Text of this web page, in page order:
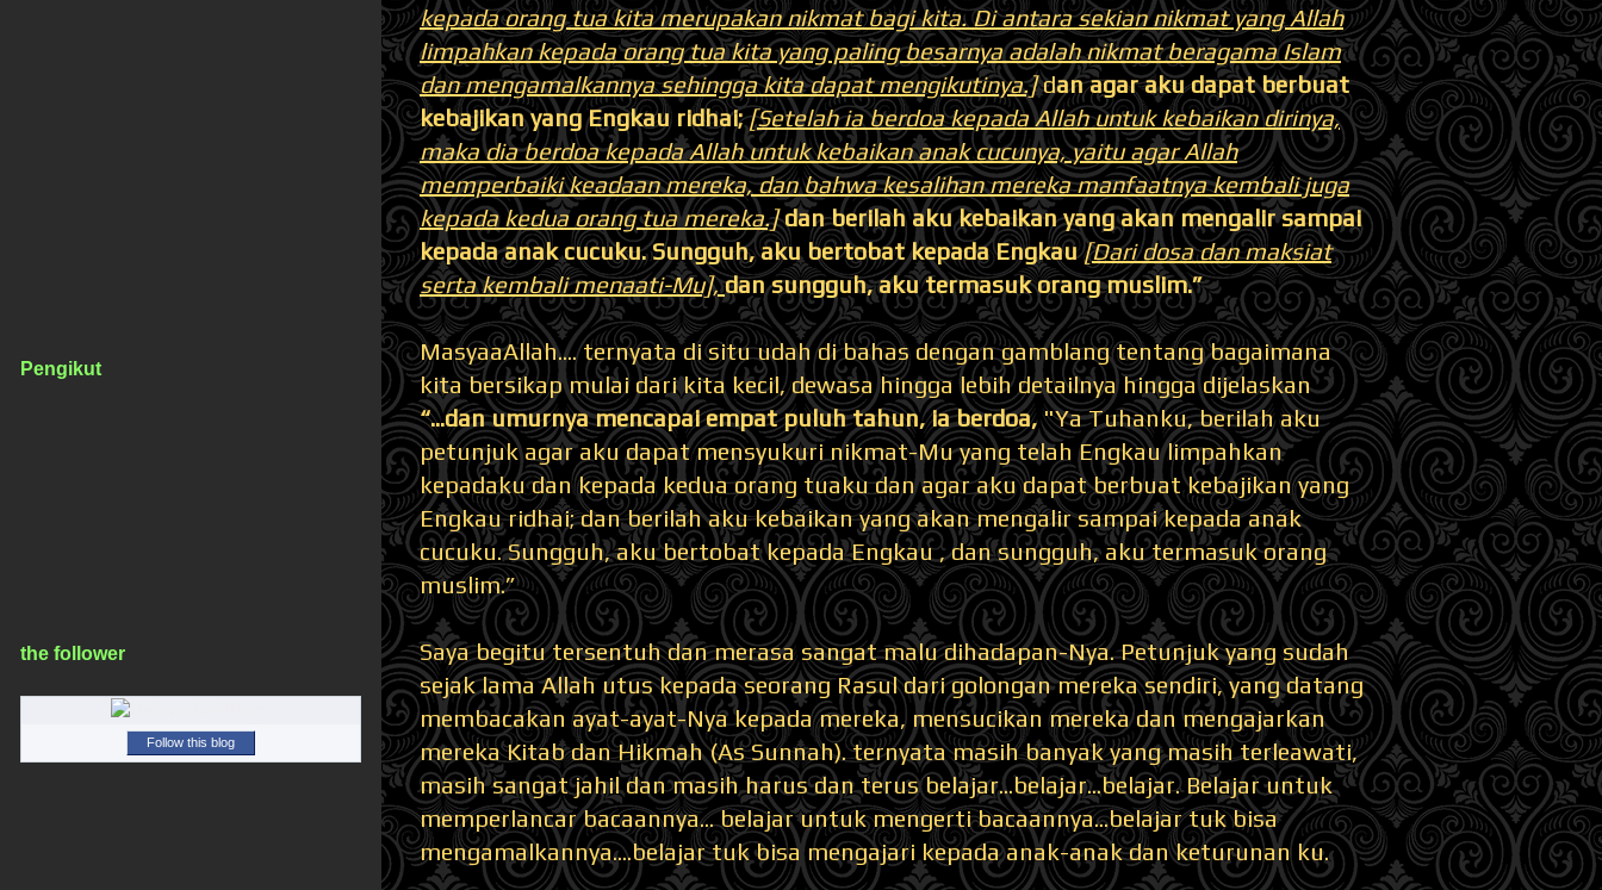
kepada orang tua kita merupakan nikmat bagi kita. Di antara sekian nikmat yang Allah
limpahkan kepada orang tua kita yang paling besarnya adalah nikmat beragama Islam
dan mengamalkannya sehingga kita dapat mengikutinya.]dan agar aku dapat berbuat
kebajikan yang Engkau ridhai; [Setelah ia berdoa kepada Allah untuk kebaikan dirinya,
maka dia berdoa kepada Allah untuk kebaikan anak cucunya, yaitu agar Allah
memperbaiki keadaan mereka, dan bahwa kesalihan mereka manfaatnya kembali juga
kepada kedua orang tua mereka.] dan berilah aku kebaikan yang akan mengalir sampai
kepada anak cucuku. Sungguh, aku bertobat kepada Engkau[Dari dosa dan maksiat
serta kembali menaati-Mu],dan sungguh, aku termasuk orang muslim.”
MasyaaAllah.... ternyata di situ udah di bahas dengan gamblang tentang bagaimana
kita bersikap mulai dari kita kecil, dewasa hingga lebih detailnya hingga dijelaskan
“...dan umurnya mencapai empat puluh tahun, ia berdoa,"Ya Tuhanku, berilah aku
petunjuk agar aku dapat mensyukuri nikmat-Mu yang telah Engkau limpahkan
kepadaku dan kepada kedua orang tuaku dan agar aku dapat berbuat kebajikan yang
Engkau ridhai; dan berilah aku kebaikan yang akan mengalir sampai kepada anak
cucuku. Sungguh, aku bertobat kepada Engkau , dan sungguh, aku termasuk orang
muslim.”
Saya begitu tersentuh dan merasa sangat malu dihadapan-Nya. Petunjuk yang sudah
sejak lama Allah utus kepada seorang Rasul dari golongan mereka sendiri, yang datang
membacakan ayat-ayat-Nya kepada mereka, mensucikan mereka dan mengajarkan
mereka Kitab dan Hikmah (As Sunnah). ternyata masih banyak yang masih terleawati,
masih sangat jahil dan masih harus dan terus belajar...belajar...belajar. Belajar untuk
memperlancar bacaannya... belajar untuk mengerti bacaannya...belajar tuk bisa
mengamalkannya....belajar tuk bisa mengajari kepada anak-anak dan keturunan ku.
Pengikut
the follower
Follow this blog